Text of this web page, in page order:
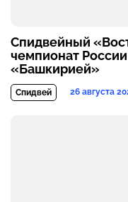
Спидвейный
чемпионат
«Башкирией»
Спидвей 26 августа